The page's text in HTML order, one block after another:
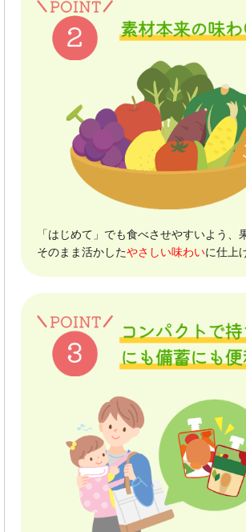
「はじめて」でも食べさせやすいよう、
そのまま活かしたやさしい味わいに仕上